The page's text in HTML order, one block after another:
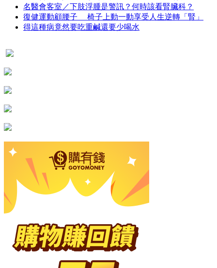
名醫會客室／下肢浮腫是警訊？何時該看腎臟科？
復健運動顧腰子 椅子上動一動享受人生逆轉「腎」
得這種病竟然要吃重鹹還要少喝水